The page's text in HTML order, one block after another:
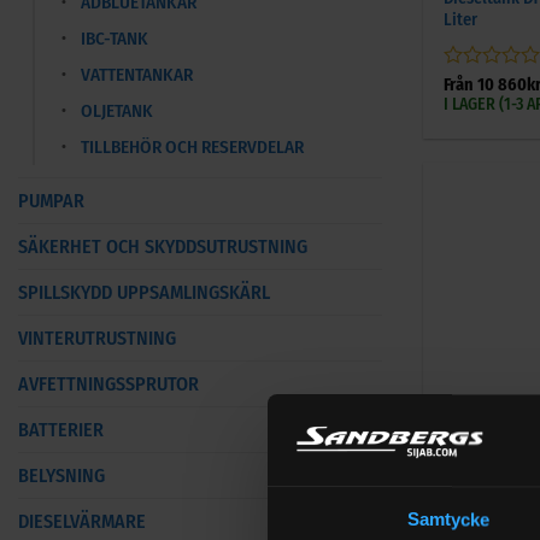
Samtycke
IBC-TANK
VATTENTANKAR
OLJETANK
TILLBEHÖR OCH RESERVDELAR
PUMPAR
SÄKERHET OCH SKYDDSUTRUSTNING
SPILLSKYDD UPPSAMLINGSKÄRL
VINTERUTRUSTNING
AVFETTNINGSSPRUTOR
BATTERIER
BELYSNING
DIESELVÄRMARE
Liter
Betygsatt
0
Från10 860 kr
I LAGER (1-3
BRÄNSLETANKAR